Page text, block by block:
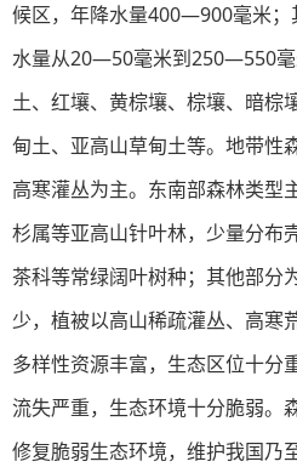
候区，年降水量400—900毫米；
水量从20—50毫米到250—550毫
土、红壤、黄棕壤、棕壤、暗棕
甸土、亚高山草甸土等。地带性
高寒灌丛为主。东南部森林类型
杉属等亚高山针叶林，少量分布
茶科等常绿阔叶树种；其他部分
少，植被以高山稀疏灌丛、高寒
多样性资源丰富，生态区位十分
流失严重，生态环境十分脆弱。
修复脆弱生态环境，维护我国乃